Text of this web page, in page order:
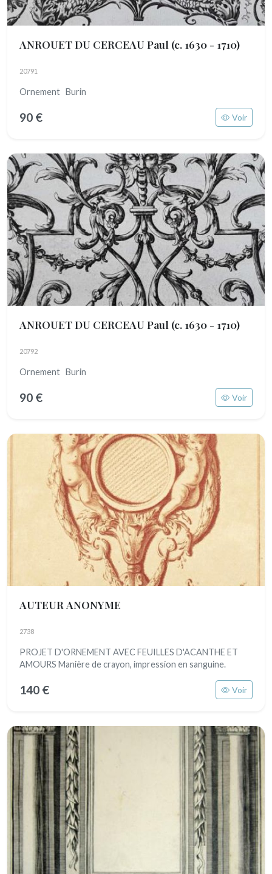
ANROUET DU CERCEAU Paul (c. 1630 - 1710)
20791
Ornement Burin
90 € Voir
ANROUET DU CERCEAU Paul (c. 1630 - 1710)
20792
Ornement Burin
90 € Voir
AUTEUR ANONYME
2738
PROJET D'ORNEMENT AVEC FEUILLES D'ACANTHE ET
AMOURS Manière de crayon, impression en sanguine.
140 € Voir